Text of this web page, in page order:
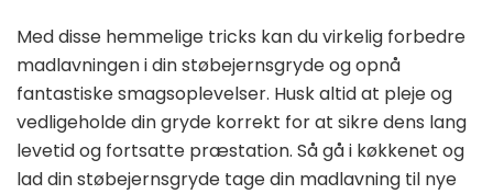
Med disse hemmelige tricks kan du virkelig forbedre
madlavningen i din støbejernsgryde og opnå
fantastiske smagsoplevelser. Husk altid at pleje og
vedligeholde din gryde korrekt for at sikre dens lang
levetid og fortsatte præstation. Så gå i køkkenet og
lad din støbejernsgryde tage din madlavning til nye